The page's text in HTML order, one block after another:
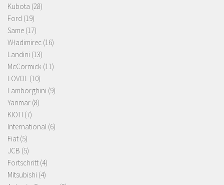
Kubota (28)
Ford (19)
Same (17)
Władimirec (16)
Landini (13)
McCormick (11)
LOVOL (10)
Lamborghini (9)
Yanmar (8)
KIOTI (7)
International (6)
Fiat (5)
JCB (5)
Fortschritt (4)
Mitsubishi (4)